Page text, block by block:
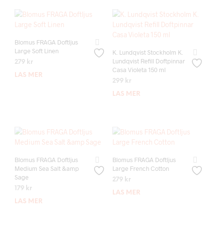
Blomus FRAGA Doftljus
Large Soft Linen
279 kr
LÄS MER
K. Lundqvist Stockholm K.
Lundqvist Refill Doftpinnar
Casa Violeta 150 ml
299 kr
LÄS MER
Blomus FRAGA Doftljus
Medium Sea Salt &amp
Sage
179 kr
LÄS MER
Blomus FRAGA Doftljus
Large French Cotton
279 kr
LÄS MER